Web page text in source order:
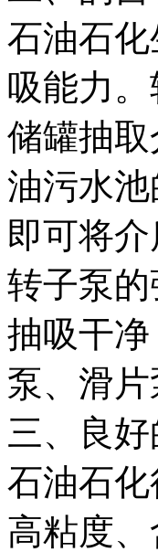
石油石
吸能力
储罐抽
油污水
即可将
转子泵
抽吸干
泵、滑
三、良
石油石
高粘度